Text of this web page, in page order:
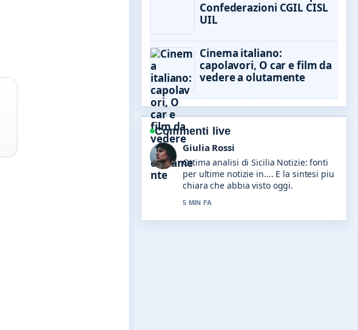
Confederazioni CGIL CISL
UIL
Cinema italiano:
capolavori, O car e film da
vedere a olutamente
Commenti live
Marco Bianchi
Seguo da vicino Veneto Notizie: ultime
notizie dal Veneto oggi... – apprezzo il
tono equilibrato di questa copertura.
7 MIN FA